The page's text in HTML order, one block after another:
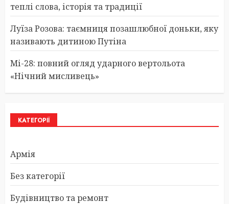
теплі слова, історія та традиції
Луїза Розова: таємниця позашлюбної доньки, яку
називають дитиною Путіна
Мі-28: повний огляд ударного вертольота
«Нічний мисливець»
КАТЕГОРІЇ
Армія
Без категорії
Будівництво та ремонт